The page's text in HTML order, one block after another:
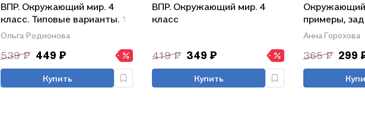
ВПР. Окружающий мир. 4
класс. Типовые варианты. 10
типовых вариантов.
оценивания. Ответы
Ольга Родионова
539 ₽ 449 ₽
Купить
ВПР. Окружающий мир. 4
класс
419 ₽ 349 ₽
Купить
Окружающий
примеры,
классы
Анна Горохова
365 ₽ 299